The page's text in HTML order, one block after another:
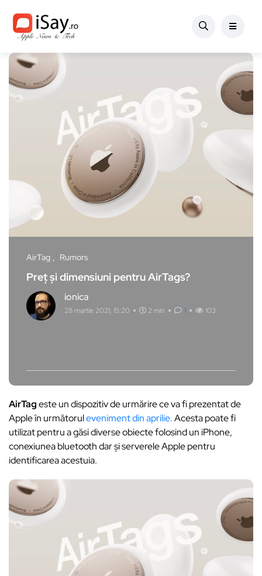
AirTag Rumors
Preț și dimensiuni pentru AirTags?
ionica
28 martie 2021, 15:20 2 min 1 103
AirTageste un dispozitiv de urmărire ce va fi prezentat de
Apple în următoruleveniment din aprilie.Acesta poate fi
utilizat pentru a găsi diverse obiecte folosind un iPhone,
conexiunea bluetooth dar și serverele Apple pentru
identificarea acestuia.